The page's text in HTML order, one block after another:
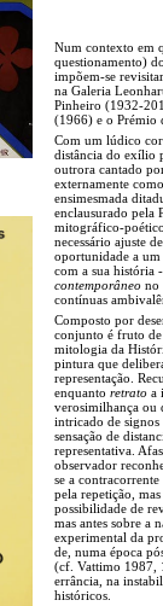
Num contexto em
questionamento)
impõem-se
na Galeria
Pinheiro (1932-
(1966) e o Prémio
Com um lúdico
distância do exílio
outrora cantado
externamente
ensimesmada
enclausurado pela
mitográfico-
necessário ajuste
oportunidade a
com a sua história
contemporâneo no
contínuas
Composto por
conjunto é fruto
mitologia da
pintura que
representação.
enquanto retrato a
verosimilhança ou
intricado de signos
sensação de
representativa.
observador
se a
pela repetição,
possibilidade de
mas antes sobre a
experimental da
de, numa época
(cf. Vattimo 1987,
errância, na
históricos.